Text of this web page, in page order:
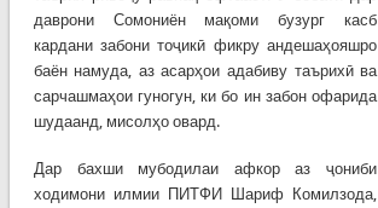
даврони Сомониён мақоми бузург касб
кардани забони тоҷикӣ фикру андешаҳояшро
баён намуда, аз асарҳои адабиву таърихӣ ва
сарчашмаҳои гуногун, ки бо ин забон офарида
шудаанд, мисолҳо овард.
Дар бахши мубодилаи афкор аз ҷониби
ходимони илмии ПИТФИ Шариф Комилзода,